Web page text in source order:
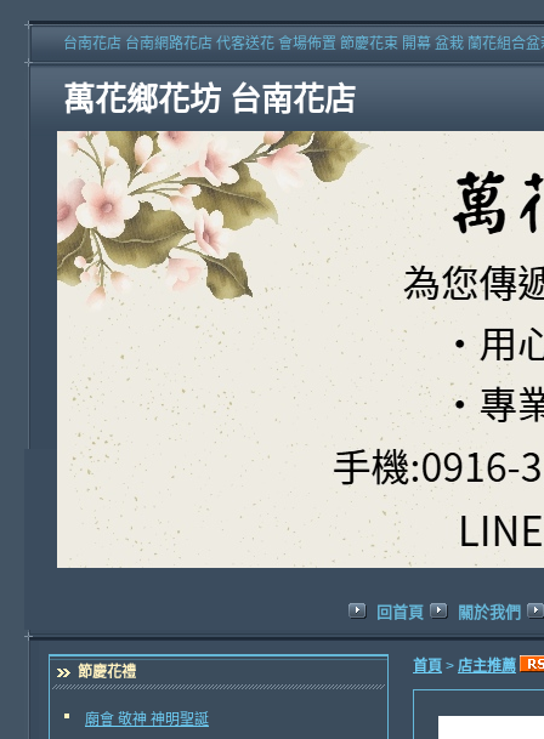
萬花鄉花坊 台南花店
台南花店 台南網路花店 代客送花 會場佈置 節慶花束 開幕 盆栽 蘭花組合
回首頁 關於我們
節慶花禮
廟會 敬神 神明聖誕
首頁 > 店主推薦